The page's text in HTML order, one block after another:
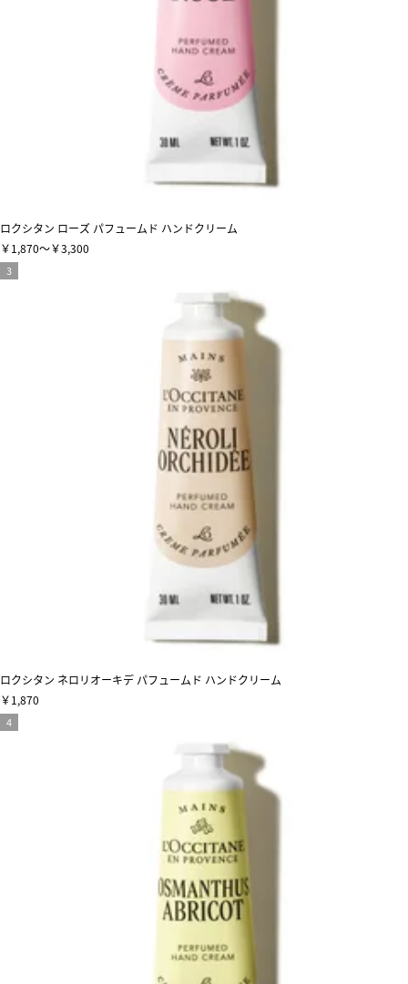
ロクシタン ローズ パフュームド ハンドクリーム
￥1,870～￥3,300
ロクシタン ネロリオーキデ パフュームド ハンドクリーム
￥1,870